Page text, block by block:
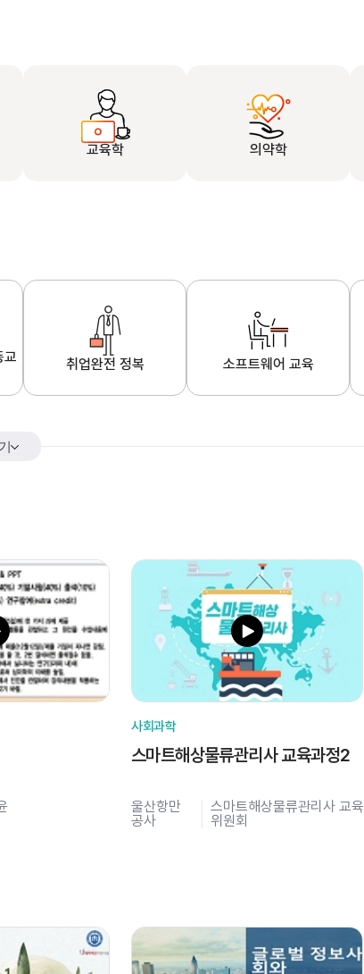
교육학 의약학
교
취업완전 정복 소프트웨어 교육
사회과학
스마트해상물류관리사 교육과정2
울산항만
공사
스마트해상물류관리사 교육
위원회